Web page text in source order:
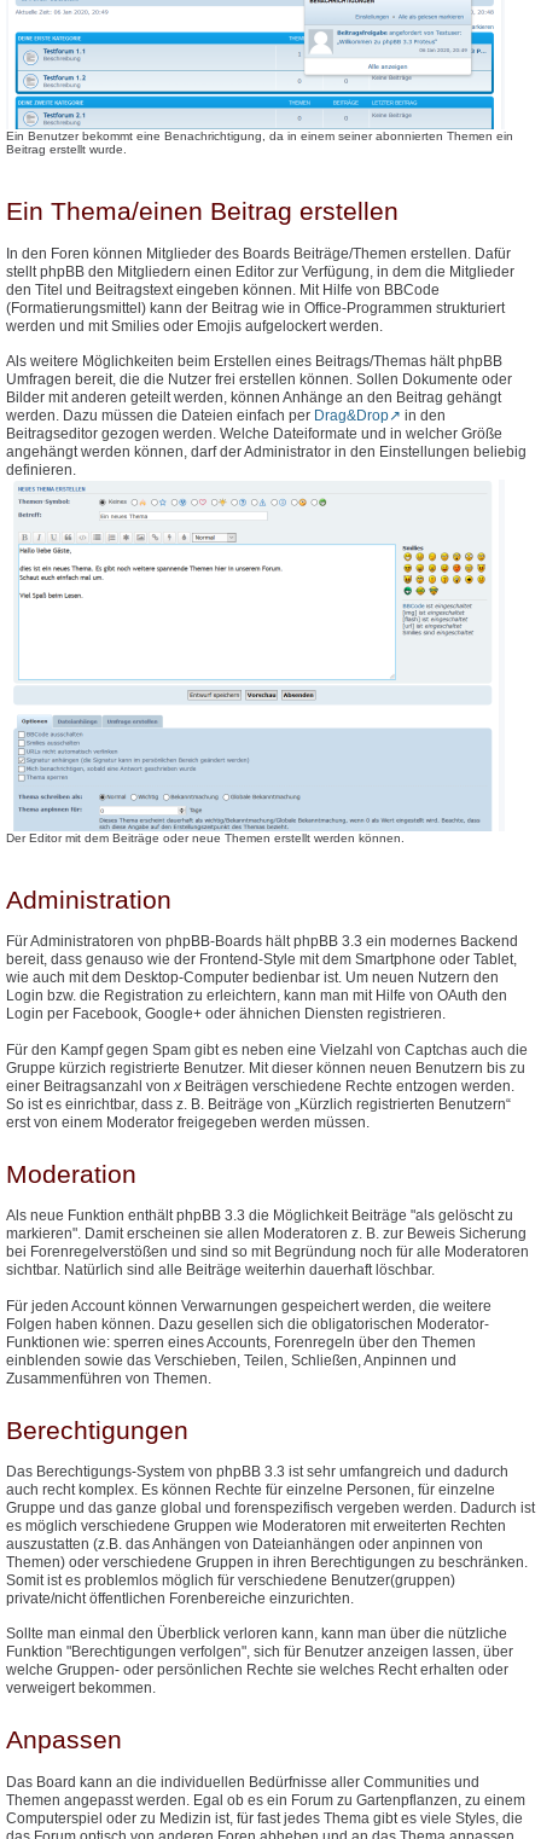
Ein Benutzer bekommt eine Benachrichtigung, da in einem seiner abonnierten Themen ein
Beitrag erstellt wurde.
Ein Thema/einen Beitrag erstellen
In den Foren können Mitglieder des Boards Beiträge/Themen erstellen. Dafür
stellt phpBB den Mitgliedern einen Editor zur Verfügung, in dem die Mitglieder
den Titel und Beitragstext eingeben können. Mit Hilfe von BBCode
(Formatierungsmittel) kann der Beitrag wie in Office-Programmen strukturiert
werden und mit Smilies oder Emojis aufgelockert werden.
Als weitere Möglichkeiten beim Erstellen eines Beitrags/Themas hält phpBB
Umfragen bereit, die die Nutzer frei erstellen können. Sollen Dokumente oder
Bilder mit anderen geteilt werden, können Anhänge an den Beitrag gehängt
werden. Dazu müssen die Dateien einfach per Drag&Drop
in den
Beitragseditor gezogen werden. Welche Dateiformate und in welcher Größe
angehängt werden können, darf der Administrator in den Einstellungen beliebig
definieren.
Der Editor mit dem Beiträge oder neue Themen erstellt werden können.
Administration
Für Administratoren von phpBB-Boards hält phpBB 3.3 ein modernes Backend
bereit, dass genauso wie der Frontend-Style mit dem Smartphone oder Tablet,
wie auch mit dem Desktop-Computer bedienbar ist. Um neuen Nutzern den
Login bzw. die Registration zu erleichtern, kann man mit Hilfe von OAuth den
Login per Facebook, Google+ oder ähnichen Diensten registrieren.
Für den Kampf gegen Spam gibt es neben eine Vielzahl von Captchas auch die
Gruppe kürzich registrierte Benutzer. Mit dieser können neuen Benutzern bis zu
einer Beitragsanzahl vonx Beiträgen verschiedene Rechte entzogen werden.
So ist es einrichtbar, dass z. B. Beiträge von „Kürzlich registrierten Benutzern“
erst von einem Moderator freigegeben werden müssen.
Moderation
Als neue Funktion enthält phpBB 3.3 die Möglichkeit Beiträge "als gelöscht zu
markieren". Damit erscheinen sie allen Moderatoren z. B. zur Beweis Sicherung
bei Forenregelverstößen und sind so mit Begründung noch für alle Moderatoren
sichtbar. Natürlich sind alle Beiträge weiterhin dauerhaft löschbar.
Für jeden Account können Verwarnungen gespeichert werden, die weitere
Folgen haben können. Dazu gesellen sich die obligatorischen Moderator-
Funktionen wie: sperren eines Accounts, Forenregeln über den Themen
einblenden sowie das Verschieben, Teilen, Schließen, Anpinnen und
Zusammenführen von Themen.
Berechtigungen
Das Berechtigungs-System von phpBB 3.3 ist sehr umfangreich und dadurch
auch recht komplex. Es können Rechte für einzelne Personen, für einzelne
Gruppe und das ganze global und forenspezifisch vergeben werden. Dadurch ist
es möglich verschiedene Gruppen wie Moderatoren mit erweiterten Rechten
auszustatten (z.B. das Anhängen von Dateianhängen oder anpinnen von
Themen) oder verschiedene Gruppen in ihren Berechtigungen zu beschränken.
Somit ist es problemlos möglich für verschiedene Benutzer(gruppen)
private/nicht öffentlichen Forenbereiche einzurichten.
Sollte man einmal den Überblick verloren kann, kann man über die nützliche
Funktion "Berechtigungen verfolgen", sich für Benutzer anzeigen lassen, über
welche Gruppen- oder persönlichen Rechte sie welches Recht erhalten oder
verweigert bekommen.
Anpassen
Das Board kann an die individuellen Bedürfnisse aller Communities und
Themen angepasst werden. Egal ob es ein Forum zu Gartenpflanzen, zu einem
Computerspiel oder zu Medizin ist, für fast jedes Thema gibt es viele Styles, die